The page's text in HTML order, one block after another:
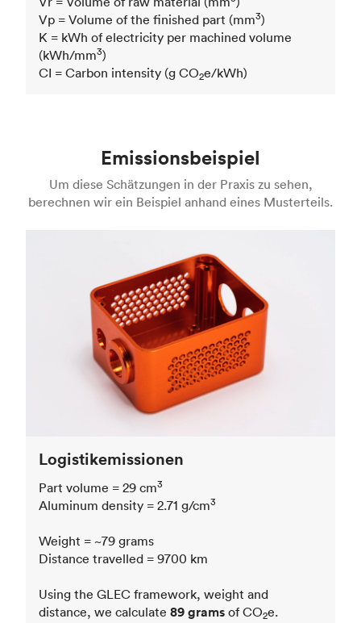
Vp = Volume of the finished part (mm3)
K = kWh of electricity per machined volume
(kWh/mm3)
CI = Carbon intensity (g CO2e/kWh)
Emissionsbeispiel
Um diese Schätzungen in der Praxis zu sehen,
berechnen wir ein Beispiel anhand eines Musterteils.
Logistikemissionen
Part volume = 29 cm3
Aluminum density = 2.71 g/cm3
Weight = ~79 grams
Distance travelled = 9700 km
Using the GLEC framework, weight and
distance, we calculate 89 grams of CO2e.